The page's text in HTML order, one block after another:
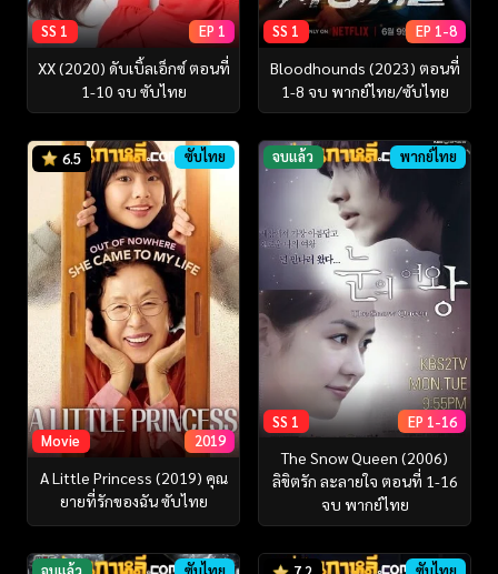
SS 1 EP 1
XX (2020) ดับเบิ้ลเอ็กซ์ ตอนที่
1-10 จบ ซับไทย
SS 1 EP 1-8
Bloodhounds (2023) ตอนที่
1-8 จบ พากย์ไทย/ซับไทย
6.5 ซับไทย
Movie 2019
A Little Princess (2019) คุณ
ยายที่รักของฉัน ซับไทย
จบแล้ว พากย์ไทย
SS 1 EP 1-16
The Snow Queen (2006)
ลิขิตรัก ละลายใจ ตอนที่ 1-16
จบ พากย์ไทย
จบแล้ว ซับไทย ซับไทย